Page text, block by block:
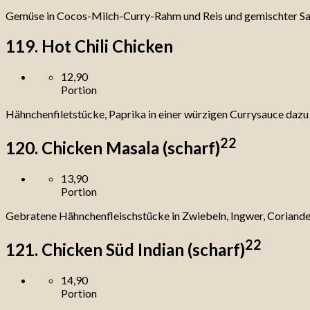
Gemüse in Cocos-Milch-Curry-Rahm und Reis und gemischter
119. Hot Chili Chicken
12,90
Portion
Hähnchenfiletstücke, Paprika in einer würzigen Currysauce dazu
120. Chicken Masala (scharf)22
13,90
Portion
Gebratene Hähnchenfleischstücke in Zwiebeln, Ingwer,
121. Chicken Süd Indian (scharf)22
14,90
Portion